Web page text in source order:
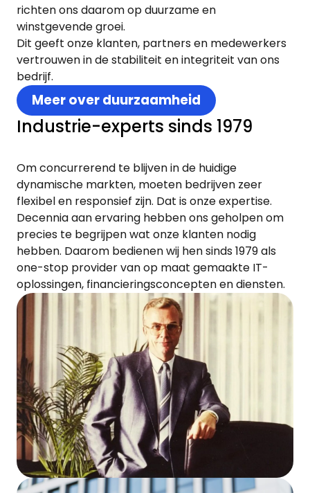
richten ons daarom op duurzame en
winstgevende groei.
Dit geeft onze klanten, partners en medewerkers
vertrouwen in de stabiliteit en integriteit van ons
bedrijf.
Meer over duurzaamheid
Industrie-experts sinds 1979
Om concurrerend te blijven in de huidige
dynamische markten, moeten bedrijven zeer
flexibel en responsief zijn. Dat is onze expertise.
Decennia aan ervaring hebben ons geholpen om
precies te begrijpen wat onze klanten nodig
hebben. Daarom bedienen wij hen sinds 1979 als
one-stop provider van op maat gemaakte IT-
oplossingen, financieringsconcepten en diensten.